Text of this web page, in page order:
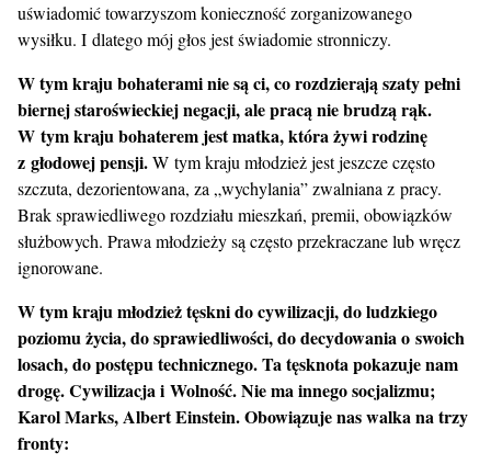
uświadomić towarzyszom konieczność zorganizowanego
wysiłku. I dlatego mój głos jest świadomie stronniczy.
W tym kraju bohaterami nie są ci, co rozdzierają szaty pełni
biernej staroświeckiej negacji, ale pracą nie brudzą rąk.
W tym kraju bohaterem jest matka, która żywi rodzinę
z głodowej pensji.W tym kraju młodzież jest jeszcze często
szczuta, dezorientowana, za „wychylania” zwalniana z pracy.
Brak sprawiedliwego rozdziału mieszkań, premii, obowiązków
służbowych. Prawa młodzieży są często przekraczane lub wręcz
ignorowane.
W tym kraju młodzież tęskni do cywilizacji, do ludzkiego
poziomu życia, do sprawiedliwości, do decydowania o swoich
losach, do postępu technicznego. Ta tęsknota pokazuje nam
drogę. Cywilizacja i Wolność. Nie ma innego socjalizmu;
Karol Marks, Albert Einstein. Obowiązuje nas walka na trzy
fronty: